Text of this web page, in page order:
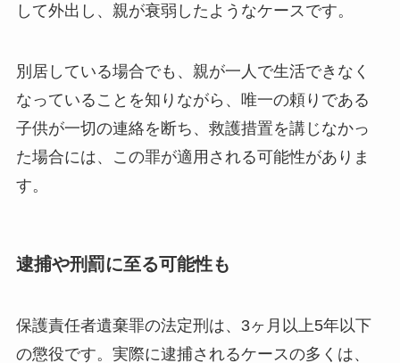
して外出し、親が衰弱したようなケースです。
別居している場合でも、親が一人で生活できなく
なっていることを知りながら、唯一の頼りである
子供が一切の連絡を断ち、救護措置を講じなかっ
た場合には、この罪が適用される可能性がありま
す。
逮捕や刑罰に至る可能性も
保護責任者遺棄罪の法定刑は、3ヶ月以上5年以下
の懲役です。実際に逮捕されるケースの多くは、